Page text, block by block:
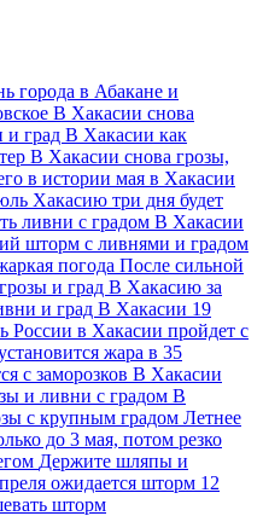
города в Абакане и
В Хакасии снова
и град В Хакасии как
В Хакасии снова грозы,
в истории мая в Хакасии
Хакасию три дня будет
ливни с градом В Хакасии
шторм с ливнями и градом
погода После сильной
и град В Хакасию за
и град В Хакасии 19
России в Хакасии пройдет с
жара в 35
с заморозков В Хакасии
и ливни с градом В
с крупным градом Летнее
до 3 мая, потом резко
Держите шляпы и
ожидается шторм 12
шторм